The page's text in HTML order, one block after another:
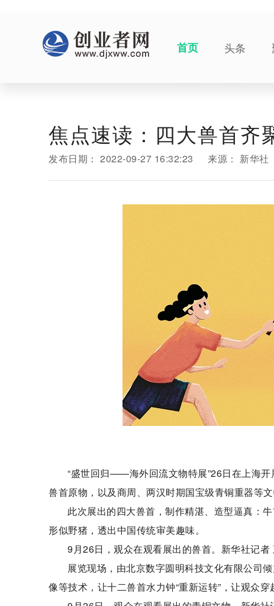
首页 头条
焦点速读：四大兽首齐
发布日期： 2022-09-27 16:32:23 来源： 新华社
​“盛世回归——海外回流文物特展”26日在上海
兽首原物，以及商周、两汉时期国宝级青铜重器等文
此次展出的四大兽首，制作精湛、造型逼真：
形似野猪，透出中国传统审美趣味。
9月26日，观众在观看展出的兽首。新华社记者
展览现场，由北京数字圆明科技文化有限公司
像等技术，让十二兽首水力钟“重新运转”，让观众